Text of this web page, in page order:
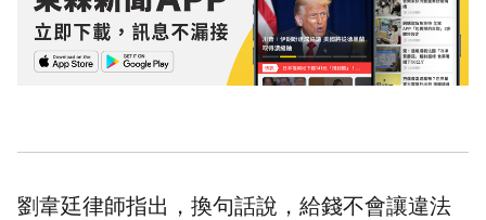
劉韋廷律師指出，換句話說，給錢不會讓違法